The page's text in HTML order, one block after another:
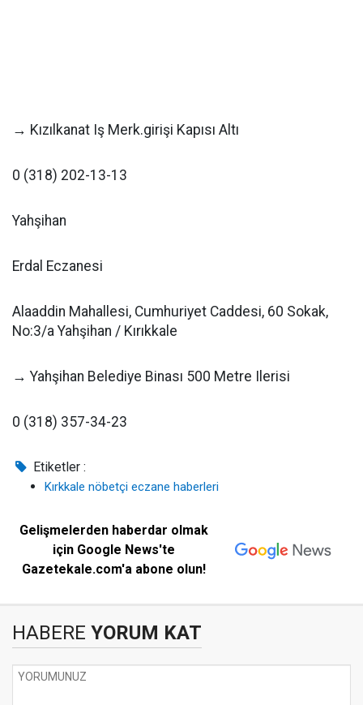
→ Kızılkanat Iş Merk.girişi Kapısı Altı
0 (318) 202-13-13
Yahşihan
Erdal Eczanesi
Alaaddin Mahallesi, Cumhuriyet Caddesi, 60 Sokak,
No:3/a Yahşihan / Kırıkkale
→ Yahşihan Belediye Binası 500 Metre Ilerisi
0 (318) 357-34-23
Etiketler :
Kırkkale nöbetçi eczane haberleri
Gelişmelerden haberdar olmak
için Google News'te
Gazetekale.com'a abone olun!
HABERE YORUM KAT